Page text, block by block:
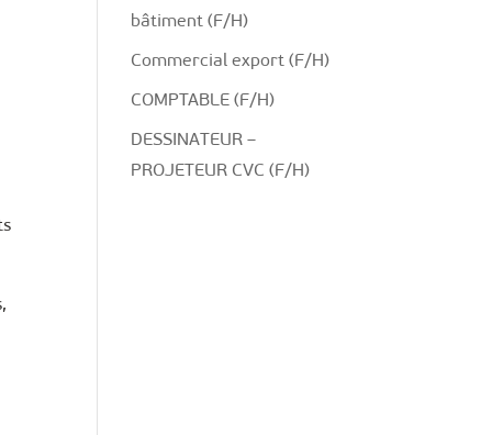
bâtiment (F/H)
Commercial export (F/H)
COMPTABLE (F/H)
DESSINATEUR –
PROJETEUR CVC (F/H)